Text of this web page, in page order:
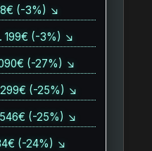
(-3%) ↘
199€ (-3%) ↘
(-27%) ↘
(-25%) ↘
(-25%) ↘
(-24%) ↘